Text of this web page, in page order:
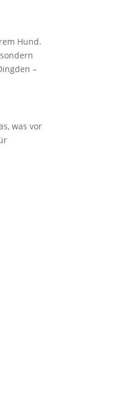
Hund.
–
was vor